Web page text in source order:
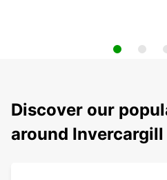
Discover our
around